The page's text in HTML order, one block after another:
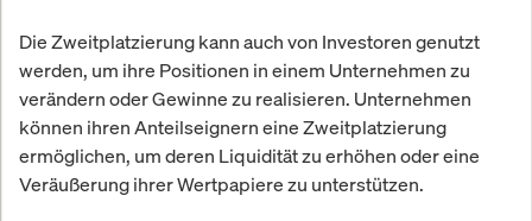
Die Zweitplatzierung kann auch von Investoren genutzt
werden, um ihre Positionen in einem Unternehmen zu
verändern oder Gewinne zu realisieren. Unternehmen
können ihren Anteilseignern eine Zweitplatzierung
ermöglichen, um deren Liquidität zu erhöhen oder eine
Veräußerung ihrer Wertpapiere zu unterstützen.